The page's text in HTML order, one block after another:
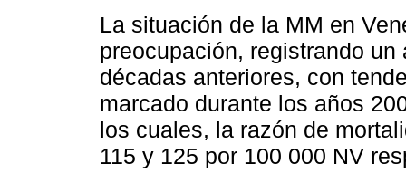
La situación de la MM en
preocupación, registrando
décadas anteriores, con
marcado durante los años
los cuales, la razón de
115 y 125 por 100 000 NV